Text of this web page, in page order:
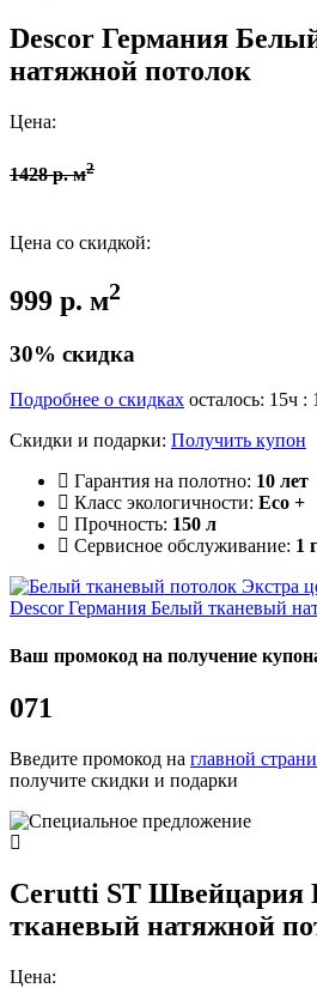
Descor Германия
натяжной потолок
Цена:
1428 р. м2
Цена со скидкой:
999 р. м2
30% скидка
Подробнее о скидках осталось: 15ч :
Скидки и подарки: Получить купон
Гарантия на полотно: 10 лет
Класс экологичности: Eco +
Прочность: 150 л
Сервисное обслуживание: 1
Descor Германия Белый тканевый
Ваш промокод на получение
071
Введите промокод на главной
получите скидки и подарки
Cerutti ST Швейцария
тканевый натяжной
Цена: